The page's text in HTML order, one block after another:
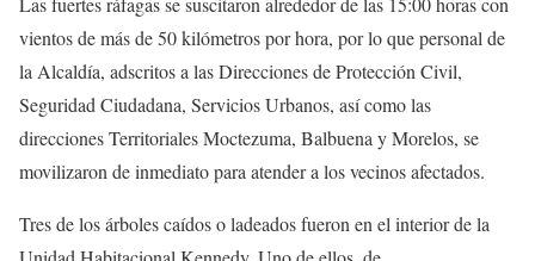
vientos de más de 50 kilómetros por hora, por lo que personal de
la Alcaldía, adscritos a las Direcciones de Protección Civil,
Seguridad Ciudadana, Servicios Urbanos, así como las
direcciones Territoriales Moctezuma, Balbuena y Morelos, se
movilizaron de inmediato para atender a los vecinos afectados.
Tres de los árboles caídos o ladeados fueron en el interior de la